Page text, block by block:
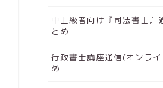
中上級者向け『司法書士』
とめ
行政書士講座通信(オンラ
め